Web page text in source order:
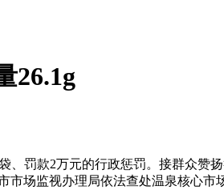
26.1g
罚款2万元的行政惩罚。接群众赞扬
市场监视办理局依法查处温泉核心